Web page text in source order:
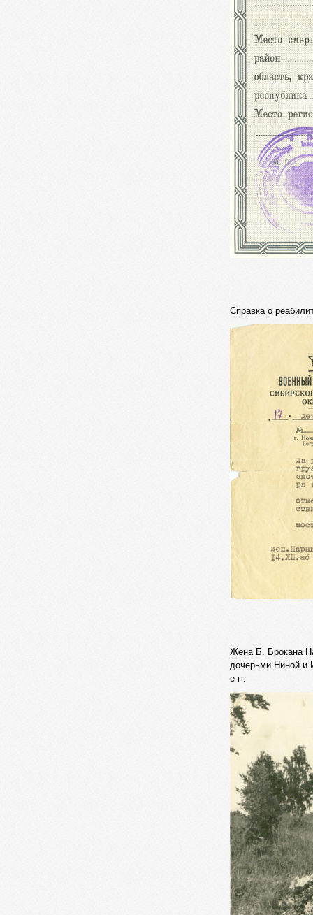
Справка о
Жена Б. Брокана
дочерьми Ниной и
е гг.